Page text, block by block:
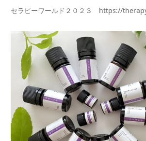
セラピーワールド２０２３ https://